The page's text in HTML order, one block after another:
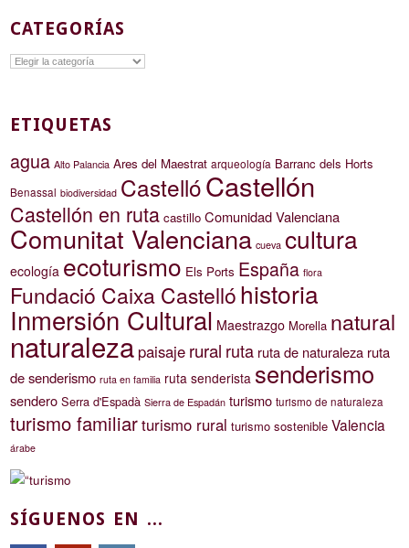
CATEGORÍAS
Categorías
ETIQUETAS
agua Alto Palancia Ares del Maestrat arqueología Barranc dels Horts
Benassal biodiversidad CastellóCastellón
Castellón en ruta castillo Comunidad Valenciana
Comunitat Valenciana cueva cultura
ecología ecoturismo Els Ports España flora
Fundació Caixa Castellóhistoria
Inmersión Cultural Maestrazgo Morella natural
naturaleza paisaje rural ruta ruta de naturaleza ruta
de senderismo ruta en familia ruta senderista senderismo
sendero Serra d'Espadà Sierra de Espadán turismo turismo de naturaleza
turismo familiarturismo rural turismo sostenible Valencia
árabe
SÍGUENOS EN ...